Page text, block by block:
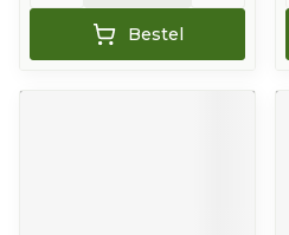
Bestel